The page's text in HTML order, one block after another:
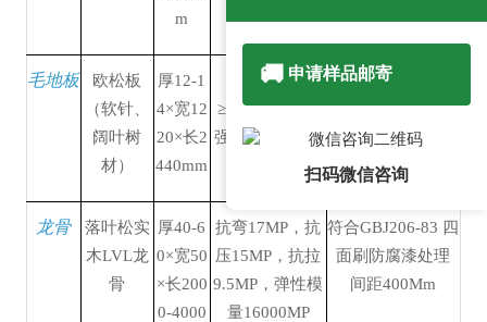
m
毛地板
欧松板
（软针、
阔叶树
材）
厚12-1
4×宽12
20×长2
440mm
胶合强度
≥0.7MP，静曲
强度≥24，弹性
模量≥5000
符合GB/T17656-
1999， 四面刷防
腐漆处理
龙骨
落叶松实
木LVL龙
骨
厚40-6
0×宽50
×长200
0-4000
抗弯17MP，抗
压15MP，抗拉
9.5MP，弹性模
量16000MP
符合GBJ206-83 四
面刷防腐漆处理
间距400Mm
🚚 申请样品邮寄
扫码微信咨询